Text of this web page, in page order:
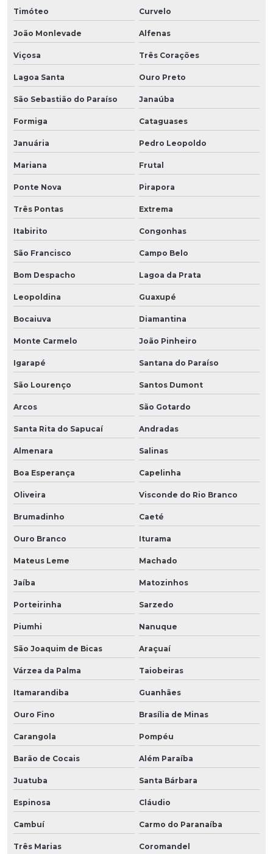
Timóteo Curvelo
João Monlevade Alfenas
Viçosa Três Corações
Lagoa Santa Ouro Preto
São Sebastião do Paraíso Janaúba
Formiga Cataguases
Januária Pedro Leopoldo
Mariana Frutal
Ponte Nova Pirapora
Três Pontas Extrema
Itabirito Congonhas
São Francisco Campo Belo
Bom Despacho Lagoa da Prata
Leopoldina Guaxupé
Bocaiuva Diamantina
Monte Carmelo João Pinheiro
Igarapé Santana do Paraíso
São Lourenço Santos Dumont
Arcos São Gotardo
Santa Rita do Sapucaí Andradas
Almenara Salinas
Boa Esperança Capelinha
Oliveira Visconde do Rio Branco
Brumadinho Caeté
Ouro Branco Iturama
Mateus Leme Machado
Jaíba Matozinhos
Porteirinha Sarzedo
Piumhi Nanuque
São Joaquim de Bicas Araçuaí
Várzea da Palma Taiobeiras
Itamarandiba Guanhães
Ouro Fino Brasília de Minas
Carangola Pompéu
Barão de Cocais Além Paraíba
Juatuba Santa Bárbara
Espinosa Cláudio
Cambuí Carmo do Paranaíba
Três Marias Coromandel